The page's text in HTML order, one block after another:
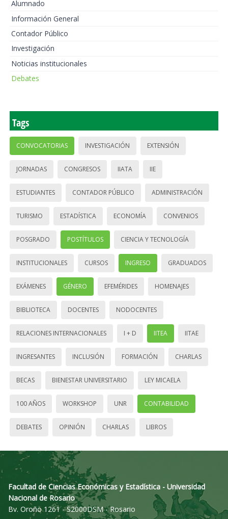
Alumnado
Información General
Contador Público
Investigación
Noticias institucionales
Debates
Tags
CONVOCATORIAS INVESTIGACIÓN EXTENSIÓN
JORNADAS CONGRESOS IIATA IIE
ESTUDIANTES CONTADOR PÚBLICO ADMINISTRACIÓN
TURISMO ESTADÍSTICA ECONOMÍA CONVENIOS
POSGRADO POSTÍTULOS CIENCIA Y TECNOLOGÍA
INSTITUCIONALES CURSOS INGRESO GRADUADOS
EXÁMENES GÉNERO EFEMÉRIDES HOMENAJES
BIBLIOTECA DOCENTES NODOCENTES
RELACIONES INTERNACIONALES I + D IITEA IITAE
INGRESANTES INCLUSIÓN FORMACIÓN CHARLAS
BECAS BIENESTAR UNIVERSITARIO LEY MICAELA
100 AÑOS WORKSHOP UNR CONTABILIDAD
DEBATES OPINIÓN CHARLAS LIBROS
Facultad de Ciencias Económicas y Estadística - Universidad
Nacional de Rosario
Bv. Oroño 1261 - S2000DSM - Rosario